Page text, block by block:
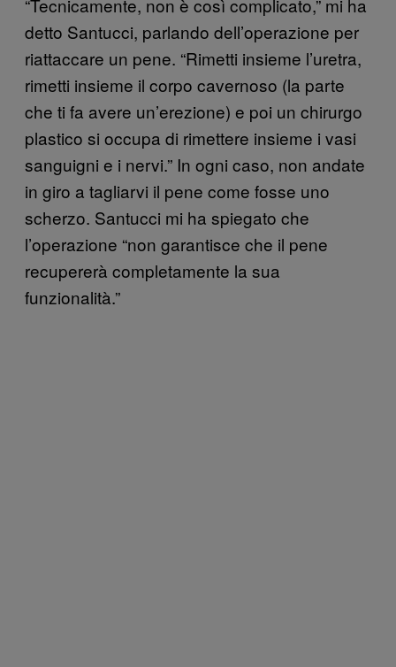
“Tecnicamente, non è così complicato,” mi ha
detto Santucci, parlando dell’operazione per
riattaccare un pene. “Rimetti insieme l’uretra,
rimetti insieme il corpo cavernoso (la parte
che ti fa avere un’erezione) e poi un chirurgo
plastico si occupa di rimettere insieme i vasi
sanguigni e i nervi.” In ogni caso, non andate
in giro a tagliarvi il pene come fosse uno
scherzo. Santucci mi ha spiegato che
l’operazione “non garantisce che il pene
recupererà completamente la sua
funzionalità.”